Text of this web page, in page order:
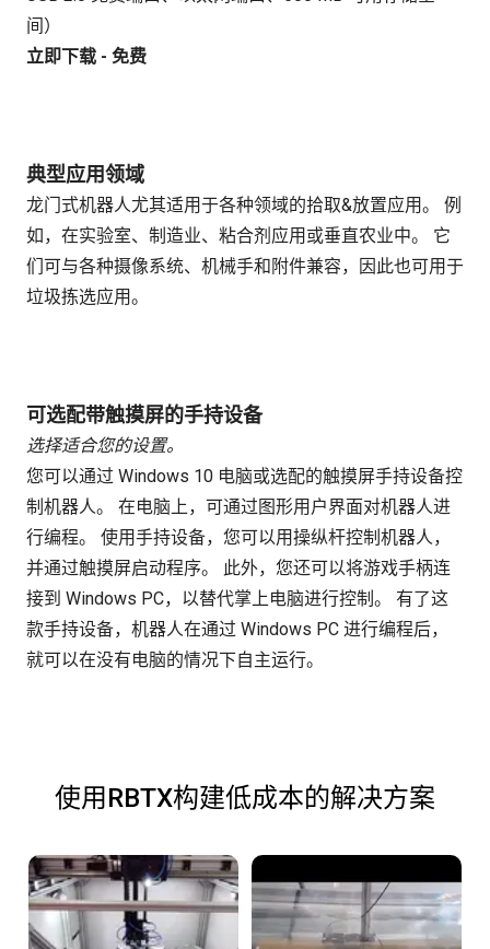
间）
立即下载 - 免费
典型应用领域
龙门式机器人尤其适用于各种领域的拾取&放置应用。 例
如，在实验室、制造业、粘合剂应用或垂直农业中。 它
们可与各种摄像系统、机械手和附件兼容，因此也可用于
垃圾拣选应用。
可选配带触摸屏的手持设备
选择适合您的设置。
您可以通过 Windows 10 电脑或选配的触摸屏手持设备控
制机器人。 在电脑上，可通过图形用户界面对机器人进
行编程。 使用手持设备，您可以用操纵杆控制机器人，
并通过触摸屏启动程序。 此外，您还可以将游戏手柄连
接到 Windows PC，以替代掌上电脑进行控制。 有了这
款手持设备，机器人在通过 Windows PC 进行编程后，
就可以在没有电脑的情况下自主运行。
使用RBTX构建低成本的解决方案